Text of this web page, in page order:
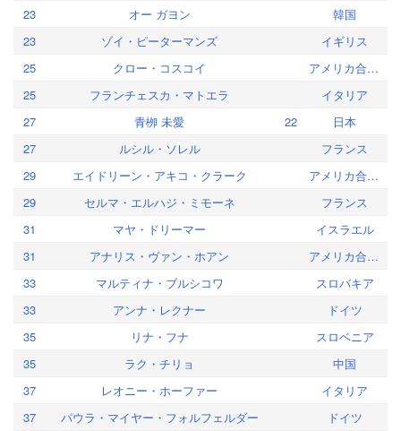
23
オー ガヨン
韓国
23
ゾイ・ピーターマンズ
イギリス
25
クロー・コスコイ
アメリカ合衆国
25
フランチェスカ・マトエラ
イタリア
27
青栁 未愛 22
日本
27
ルシル・ソレル
フランス
29
エイドリーン・アキコ・クラーク
アメリカ合衆国
29
セルマ・エルハジ・ミモーネ
フランス
31
マヤ・ドリーマー
イスラエル
31
アナリス・ヴァン・ホアン
アメリカ合衆国
33
マルティナ・ブルシコワ
スロバキア
33
アンナ・レクナー
ドイツ
35
リナ・フナ
スロベニア
35
ラク・チリョ
中国
37
レオニー・ホーファー
イタリア
37
パウラ・マイヤー・フォルフェルダー
ドイツ